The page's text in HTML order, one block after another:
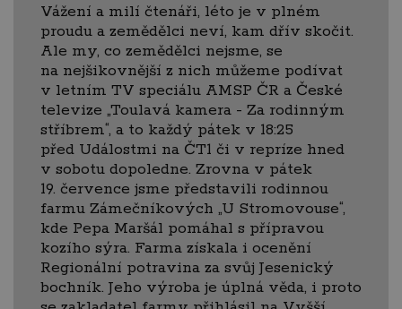
Vážení a milí čtenáři, léto je v plném
proudu a zemědělci neví, kam dřív skočit.
Ale my, co zemědělci nejsme, se
na nejšikovnější z nich můžeme podívat
v letním TV speciálu AMSP ČR a České
televize „Toulavá kamera - Za rodinným
stříbrem“, a to každý pátek v 18:25
před Událostmi na ČT1 či v repríze hned
v sobotu dopoledne. Zrovna v pátek
19. července jsme představili rodinnou
farmu Zámečníkových „U Stromovouse“,
kde Pepa Maršál pomáhal s přípravou
kozího sýra. Farma získala i ocenění
Regionální potravina za svůj Jesenický
bochník. Jeho výroba je úplná věda, i proto